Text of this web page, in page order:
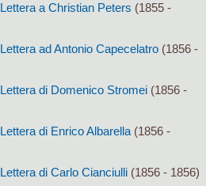
Lettera a Christian Peters (1855 -
Lettera ad Antonio Capecelatro (1856 -
Lettera di Domenico Stromei (1856 -
Lettera di Enrico Albarella (1856 -
Lettera di Carlo Cianciulli (1856 - 1856)